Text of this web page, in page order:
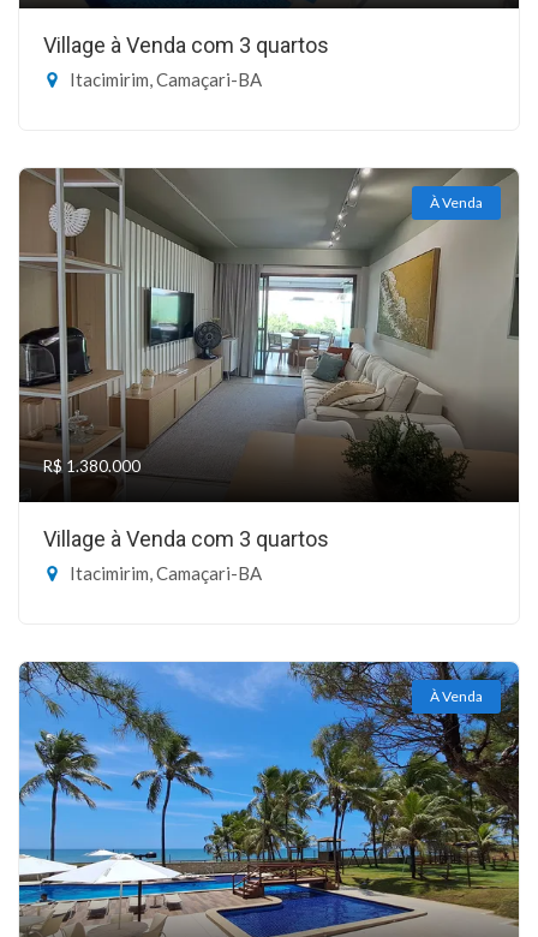
Village à Venda com 3 quartos
Itacimirim, Camaçari-BA
À Venda
R$ 1.380.000
Village à Venda com 3 quartos
Itacimirim, Camaçari-BA
À Venda